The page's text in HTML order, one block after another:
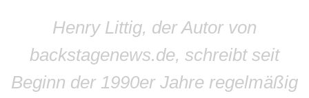
Henry Littig, der Autor von
backstagenews.de, schreibt seit
Beginn der 1990er Jahre regelmäßig